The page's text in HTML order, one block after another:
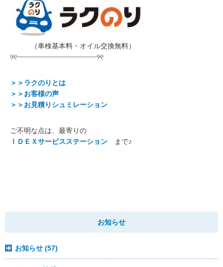
（車検基本料・オイル交換無料）
୨୧┈┈┈┈┈┈┈┈┈┈┈┈┈┈┈┈┈┈┈┈୨୧
＞＞ラクのりとは
＞＞お客様の声
＞＞お見積りシュミレーション
ご不明な点は、最寄りの
ＩＤＥＸサービスステーション まで♪
お知らせ
お知らせ (57)